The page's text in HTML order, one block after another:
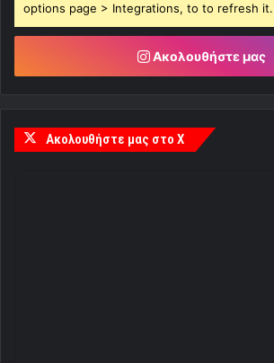
options page > Integrations, to to refresh it.
Ακολουθήστε μας
Ακολουθήστε μας στο X